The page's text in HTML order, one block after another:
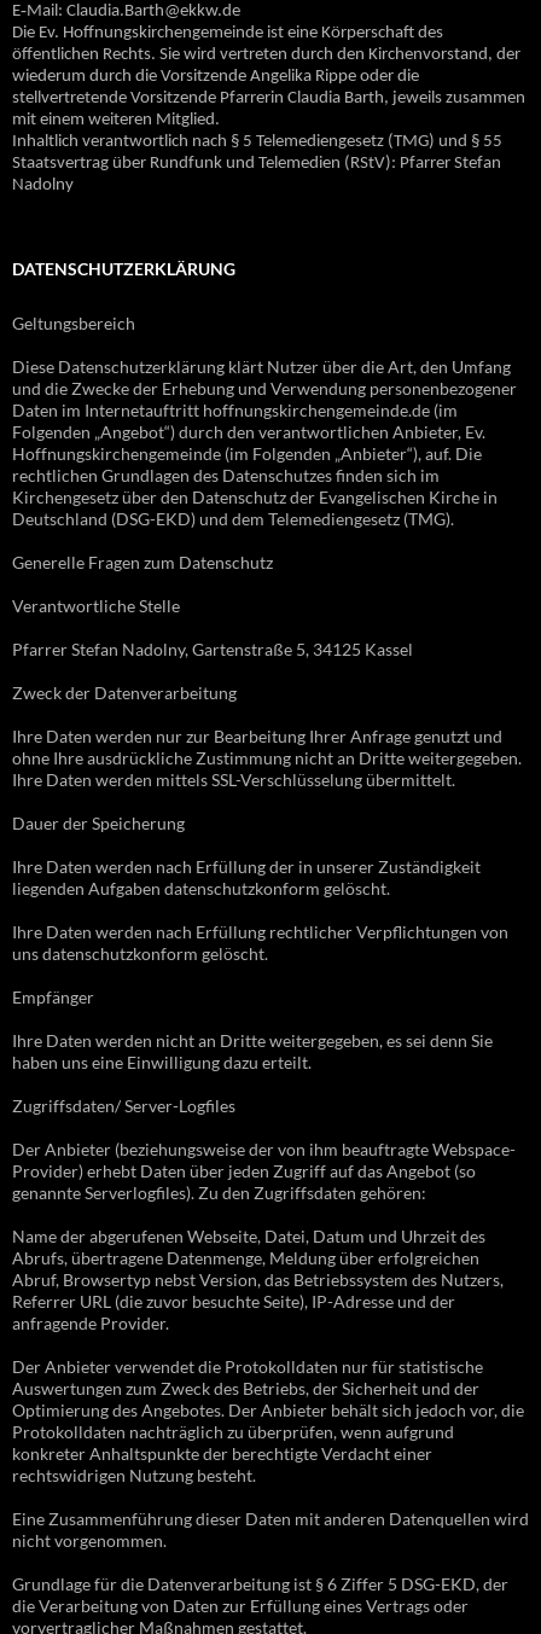
E‐Mail: Claudia.Barth@ekkw.de
Die Ev. Hoffnungskirchengemeinde ist eine Körperschaft des
öffentlichen Rechts. Sie wird vertreten durch den Kirchenvorstand, der
wiederum durch die Vorsitzende Angelika Rippe oder die
stellvertretende Vorsitzende Pfarrerin Claudia Barth, jeweils zusammen
mit einem weiteren Mitglied.
Inhaltlich verantwortlich nach § 5 Telemediengesetz (TMG) und § 55
Staatsvertrag über Rundfunk und Telemedien (RStV): Pfarrer Stefan
Nadolny
DATENSCHUTZERKLÄRUNG
Geltungsbereich
Diese Datenschutzerklärung klärt Nutzer über die Art, den Umfang
und die Zwecke der Erhebung und Verwendung personenbezogener
Daten im Internetauftritt hoffnungskirchengemeinde.de (im
Folgenden „Angebot“) durch den verantwortlichen Anbieter, Ev.
Hoffnungskirchengemeinde (im Folgenden „Anbieter“), auf. Die
rechtlichen Grundlagen des Datenschutzes finden sich im
Kirchengesetz über den Datenschutz der Evangelischen Kirche in
Deutschland (DSG-EKD) und dem Telemediengesetz (TMG).
Generelle Fragen zum Datenschutz
Verantwortliche Stelle
Pfarrer Stefan Nadolny, Gartenstraße 5, 34125 Kassel
Zweck der Datenverarbeitung
Ihre Daten werden nur zur Bearbeitung Ihrer Anfrage genutzt und
ohne Ihre ausdrückliche Zustimmung nicht an Dritte weitergegeben.
Ihre Daten werden mittels SSL-Verschlüsselung übermittelt.
Dauer der Speicherung
Ihre Daten werden nach Erfüllung der in unserer Zuständigkeit
liegenden Aufgaben datenschutzkonform gelöscht.
Ihre Daten werden nach Erfüllung rechtlicher Verpflichtungen von
uns datenschutzkonform gelöscht.
Empfänger
Ihre Daten werden nicht an Dritte weitergegeben, es sei denn Sie
haben uns eine Einwilligung dazu erteilt.
Zugriffsdaten/ Server-Logfiles
Der Anbieter (beziehungsweise der von ihm beauftragte Webspace-
Provider) erhebt Daten über jeden Zugriff auf das Angebot (so
genannte Serverlogfiles). Zu den Zugriffsdaten gehören:
Name der abgerufenen Webseite, Datei, Datum und Uhrzeit des
Abrufs, übertragene Datenmenge, Meldung über erfolgreichen
Abruf, Browsertyp nebst Version, das Betriebssystem des Nutzers,
Referrer URL (die zuvor besuchte Seite), IP-Adresse und der
anfragende Provider.
Der Anbieter verwendet die Protokolldaten nur für statistische
Auswertungen zum Zweck des Betriebs, der Sicherheit und der
Optimierung des Angebotes. Der Anbieter behält sich jedoch vor, die
Protokolldaten nachträglich zu überprüfen, wenn aufgrund
konkreter Anhaltspunkte der berechtigte Verdacht einer
rechtswidrigen Nutzung besteht.
Eine Zusammenführung dieser Daten mit anderen Datenquellen wird
nicht vorgenommen.
Grundlage für die Datenverarbeitung ist § 6 Ziffer 5 DSG-EKD, der
die Verarbeitung von Daten zur Erfüllung eines Vertrags oder
vorvertraglicher Maßnahmen gestattet.